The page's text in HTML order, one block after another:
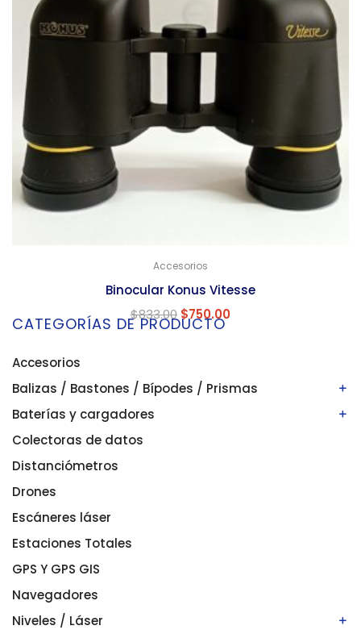
Accesorios
Binocular Konus Vitesse
$833.00 $750.00
CATEGORÍAS DE PRODUCTO
Accesorios
Balizas / Bastones / Bípodes / Prismas
Bastones/balizas
Bípodes
Prismas
Baterías y cargadores
Baterías
Cargadores
Colectoras de datos
Distanciómetros
Drones
Escáneres láser
Estaciones Totales
GPS Y GPS GIS
Navegadores
Niveles / Láser